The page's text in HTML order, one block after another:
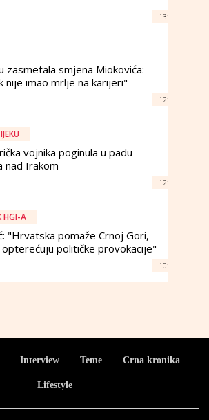
13:
zasmetala smjena Miokovića:
nije imao mrlje na karijeri"
12:
vojnika poginula u padu
nad Irakom
12:
HGI-A
"Hrvatska pomaže Crnoj Gori,
političke provokacije"
10:
Interview Teme Crna kronika
Lifestyle